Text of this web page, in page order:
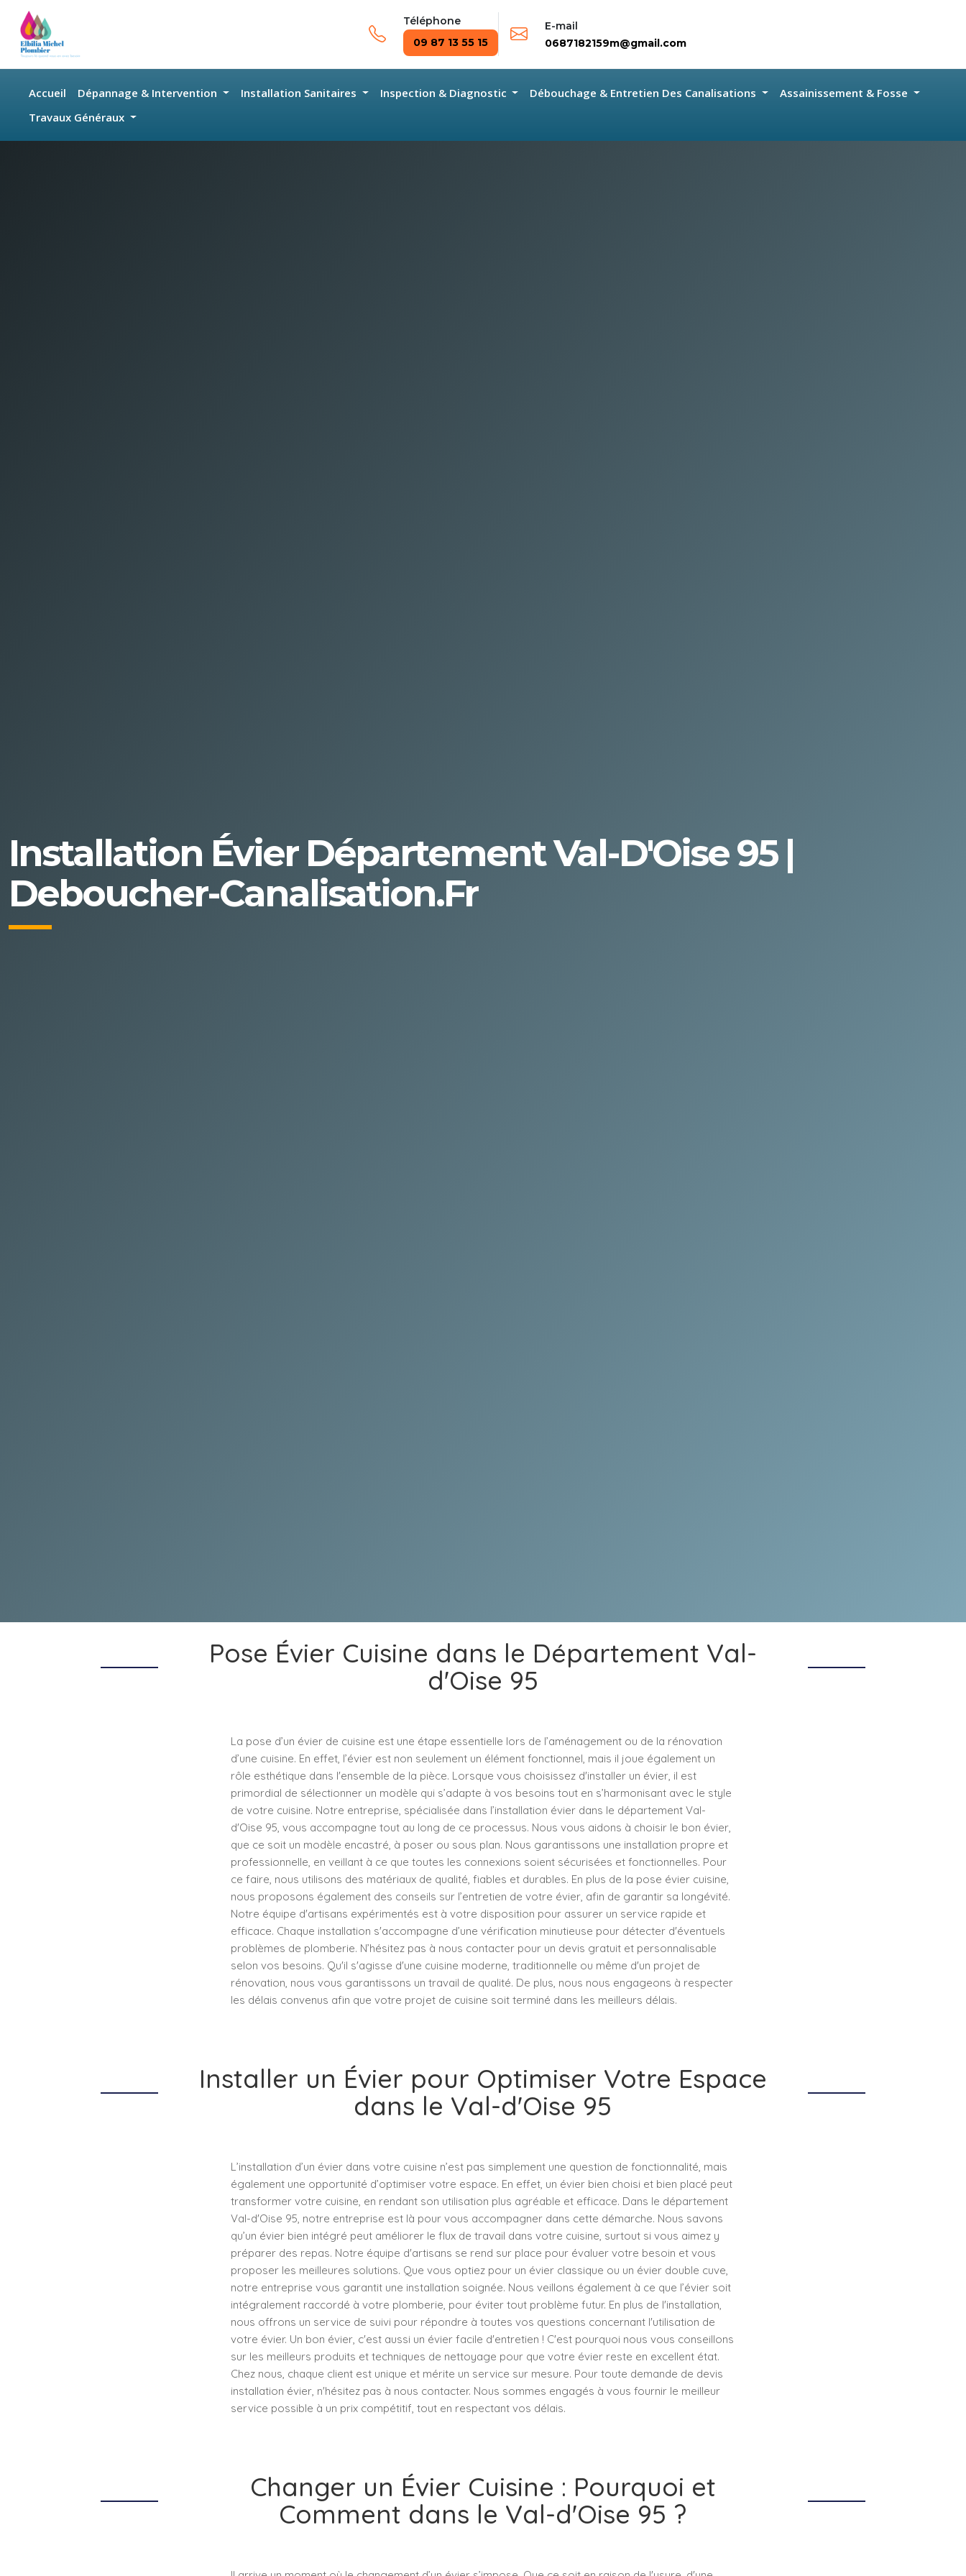
Skip to main content
Téléphone
09 87 13 55 15
E-mail
0687182159m@gmail.com
Accueil Dépannage & Intervention Installation Sanitaires Inspection & Diagnostic Débouchage & Entretien Des Canalisations
Assainissement & Fosse
Travaux Généraux
Installation Évier Département Val-D'Oise 95 |
Deboucher-Canalisation.fr
Pose Évier Cuisine dans le Département Val-
d'Oise 95
La pose d’un évier de cuisine est une étape essentielle lors de l’aménagement ou de la rénovation
d’une cuisine. En effet, l’évier est non seulement un élément fonctionnel, mais il joue également un
rôle esthétique dans l'ensemble de la pièce. Lorsque vous choisissez d'installer un évier, il est
primordial de sélectionner un modèle qui s’adapte à vos besoins tout en s’harmonisant avec le style
de votre cuisine. Notre entreprise, spécialisée dans l’installation évier dans le département Val-
d'Oise 95, vous accompagne tout au long de ce processus. Nous vous aidons à choisir le bon évier,
que ce soit un modèle encastré, à poser ou sous plan. Nous garantissons une installation propre et
professionnelle, en veillant à ce que toutes les connexions soient sécurisées et fonctionnelles. Pour
ce faire, nous utilisons des matériaux de qualité, fiables et durables. En plus de la pose évier cuisine,
nous proposons également des conseils sur l’entretien de votre évier, afin de garantir sa longévité.
Notre équipe d'artisans expérimentés est à votre disposition pour assurer un service rapide et
efficace. Chaque installation s'accompagne d’une vérification minutieuse pour détecter d'éventuels
problèmes de plomberie. N’hésitez pas à nous contacter pour un devis gratuit et personnalisable
selon vos besoins. Qu'il s'agisse d'une cuisine moderne, traditionnelle ou même d'un projet de
rénovation, nous vous garantissons un travail de qualité. De plus, nous nous engageons à respecter
les délais convenus afin que votre projet de cuisine soit terminé dans les meilleurs délais.
Installer un Évier pour Optimiser Votre Espace
dans le Val-d'Oise 95
L’installation d’un évier dans votre cuisine n’est pas simplement une question de fonctionnalité, mais
également une opportunité d’optimiser votre espace. En effet, un évier bien choisi et bien placé peut
transformer votre cuisine, en rendant son utilisation plus agréable et efficace. Dans le département
Val-d'Oise 95, notre entreprise est là pour vous accompagner dans cette démarche. Nous savons
qu’un évier bien intégré peut améliorer le flux de travail dans votre cuisine, surtout si vous aimez y
préparer des repas. Notre équipe d'artisans se rend sur place pour évaluer votre besoin et vous
proposer les meilleures solutions. Que vous optiez pour un évier classique ou un évier double cuve,
notre entreprise vous garantit une installation soignée. Nous veillons également à ce que l’évier soit
intégralement raccordé à votre plomberie, pour éviter tout problème futur. En plus de l'installation,
nous offrons un service de suivi pour répondre à toutes vos questions concernant l'utilisation de
votre évier. Un bon évier, c'est aussi un évier facile d'entretien ! C'est pourquoi nous vous conseillons
sur les meilleurs produits et techniques de nettoyage pour que votre évier reste en excellent état.
Chez nous, chaque client est unique et mérite un service sur mesure. Pour toute demande de devis
installation évier, n'hésitez pas à nous contacter. Nous sommes engagés à vous fournir le meilleur
service possible à un prix compétitif, tout en respectant vos délais.
Changer un Évier Cuisine : Pourquoi et
Comment dans le Val-d'Oise 95 ?